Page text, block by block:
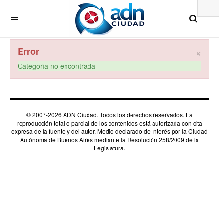
×
Error
Categoría no encontrada
© 2007-2026 ADN Ciudad. Todos los derechos reservados. La
reproducción total o parcial de los contenidos está autorizada con cita
expresa de la fuente y del autor. Medio declarado de Interés por la Ciudad
Autónoma de Buenos Aires mediante la Resolución 258/2009 de la
Legislatura.